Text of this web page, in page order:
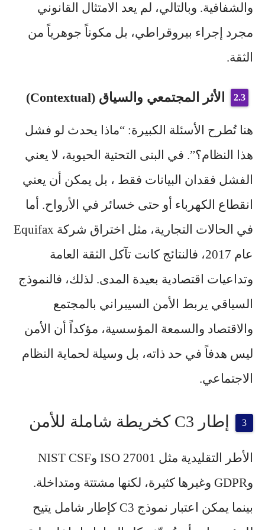
والشفافية. وبالتالي، لم يعد الامتثال القانوني
مجرد إجراء بيروقراطي، بل مكوناً جوهرياً من
الثقة.
الأثر المجتمعي والسياق (Contextual)
هنا تُطرح الأسئلة الكبيرة: “ماذا يحدث لو فشل
هذا النظام؟”. في البنى التحتية الحيوية، لا يعني
الفشل فقدان البيانات فقط ، بل يمكن أن يعني
انقطاع الكهرباء أو حتى خسائر في الأرواح. أما
في الحالات التجارية، مثل اختراق شركة Equifax
عام 2017، فالنتائج كانت تآكل الثقة العامة
وتداعيات اقتصادية بعيدة المدى. لذلك، فالنموذج
السياقي يربط الأمن السيبراني بالمجتمع
والاقتصاد والسمعة المؤسسية، مؤكداً أن الأمن
ليس هدفاً في حد ذاته، بل وسيلة لحماية النظام
الاجتماعي.
إطار C3 كخريطة شاملة للأمن
الأطر التقليدية مثل ISO 27001 وNIST CSF
وGDPR وغيرها كثيرة، لكنها مشتتة ومتداخلة.
بينما يمكن اعتبار نموذج C3 كإطار شامل يتيح